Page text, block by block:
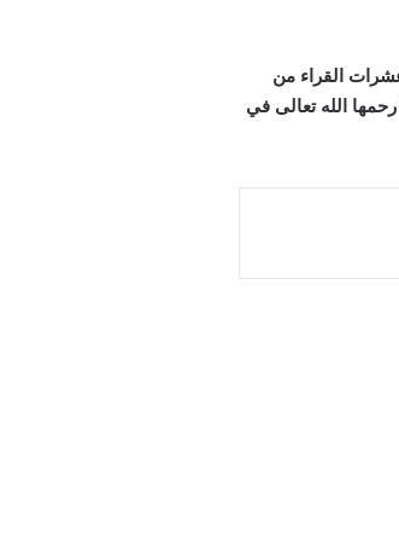
القراء من
الله تعالى في